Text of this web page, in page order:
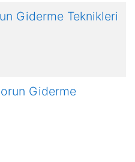
Giderme Teknikleri
Giderme